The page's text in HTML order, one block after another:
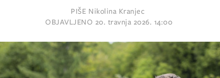
PIŠE Nikolina Kranjec
OBJAVLJENO 20. travnja 2026. 14:00